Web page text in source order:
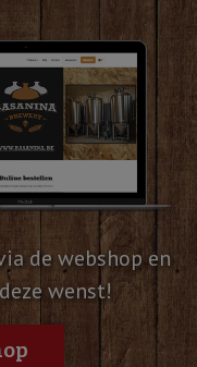
de webshop en
wenst!